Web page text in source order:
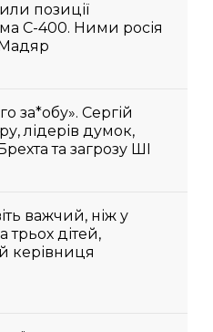
позиції
С-400. Ними росія
Мадяр
за*обу». Сергій
лідерів думок,
та загрозу ШІ
важчий, ніж у
трьох дітей,
керівниця